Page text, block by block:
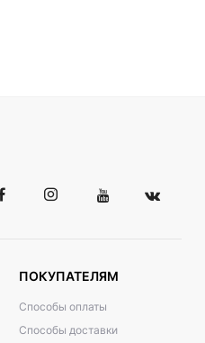
ПОКУПАТЕЛЯМ
Способы оплаты
Способы доставки